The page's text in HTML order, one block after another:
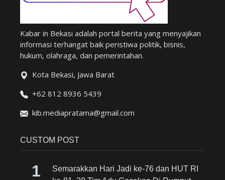
Kabar in Bekasi adalah portal berita yang menyajikan
informasi terhangat baik peristiwa politik, bisnis,
hukum, olahraga, dan pemerintahan.
Kota Bekasi, Jawa Barat
+62 812 8936 5439
kib.mediapratama@gmail.com
CUSTOM POST
Semarakkan Hari Jadi ke-76 dan HUT RI